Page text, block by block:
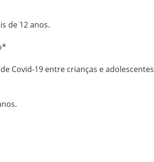
de 12 anos.
Covid-19 entre crianças e adolescentes